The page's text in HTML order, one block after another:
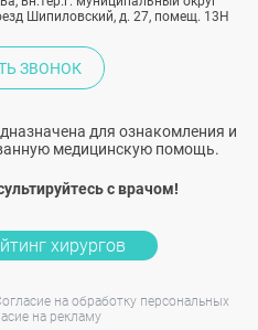
Шипиловский, д. 27, помещ. 13Н
ЗВОНОК
для ознакомления и
медицинскую помощь.
с врачом!
хирургов
на обработку персональных
на рекламу